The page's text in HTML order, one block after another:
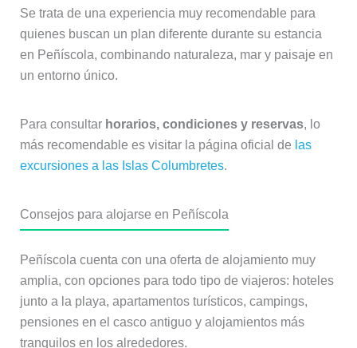
Se trata de una experiencia muy recomendable para
quienes buscan un plan diferente durante su estancia
en Peñíscola, combinando naturaleza, mar y paisaje en
un entorno único.
Para consultar horarios, condiciones y reservas, lo
más recomendable es visitar la página oficial de las
excursiones a las Islas Columbretes.
Consejos para alojarse en Peñíscola
Peñíscola cuenta con una oferta de alojamiento muy
amplia, con opciones para todo tipo de viajeros: hoteles
junto a la playa, apartamentos turísticos, campings,
pensiones en el casco antiguo y alojamientos más
tranquilos en los alrededores.